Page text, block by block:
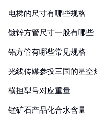
电梯的尺寸有哪些规格
镀锌方管尺寸一般有哪些
铝方管有哪些常见规格
光线传媒参投三国的星空
横担型号对应重量
锰矿石产品化合水含量